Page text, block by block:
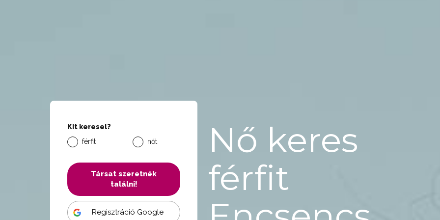
Kit keresel?
férfit
nőt
Társat szeretnék
találni!
Regisztráció Google
Nő keres
férfit